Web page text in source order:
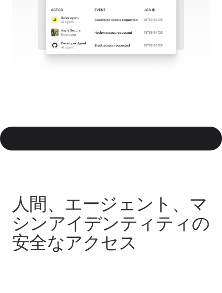
人間、エージェント、マ
シンアイデンティティの
安全なアクセス